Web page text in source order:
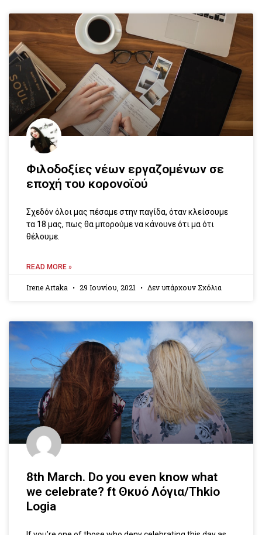
Φιλοδοξίες νέων εργαζομένων σε
εποχή του κορονοϊού
Σχεδόν όλοι μας πέσαμε στην παγίδα, όταν κλείσουμε
τα 18 μας, πως θα μπορούμε να κάνουνε ότι μα ότι
θέλουμε.
READ MORE »
Irene Artaka 29 Ιουνίου, 2021 Δεν υπάρχουν Σχόλια
8th March. Do you even know what
we celebrate? ft Θκυό Λόγια/Thkio
Logia